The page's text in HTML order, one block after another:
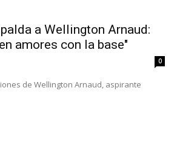
a Wellington Arnaud:
amores con la base"
0
de Wellington Arnaud, aspirante